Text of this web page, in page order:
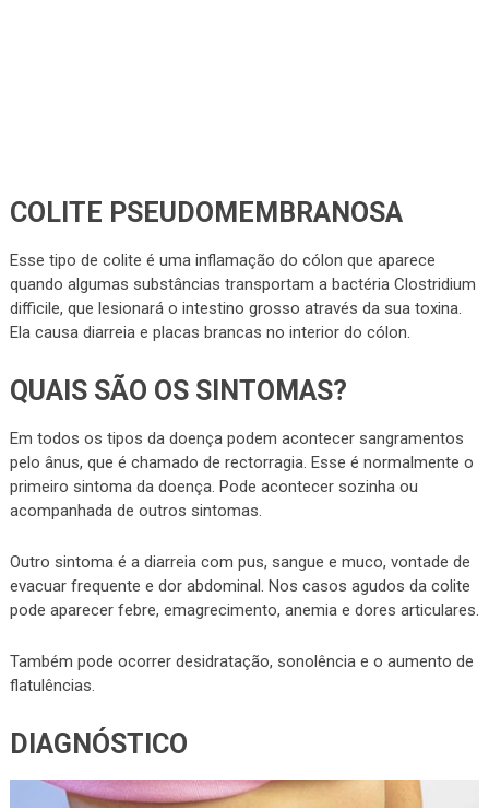
COLITE PSEUDOMEMBRANOSA
Esse tipo de colite é uma inflamação do cólon que aparece
quando algumas substâncias transportam a bactéria Clostridium
difficile, que lesionará o intestino grosso através da sua toxina.
Ela causa diarreia e placas brancas no interior do cólon.
QUAIS SÃO OS SINTOMAS?
Em todos os tipos da doença podem acontecer sangramentos
pelo ânus, que é chamado de rectorragia. Esse é normalmente o
primeiro sintoma da doença. Pode acontecer sozinha ou
acompanhada de outros sintomas.
Outro sintoma é a diarreia com pus, sangue e muco, vontade de
evacuar frequente e dor abdominal. Nos casos agudos da colite
pode aparecer febre, emagrecimento, anemia e dores articulares.
Também pode ocorrer desidratação, sonolência e o aumento de
flatulências.
DIAGNÓSTICO